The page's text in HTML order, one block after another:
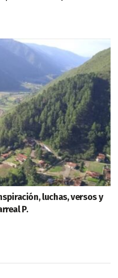
luchas, versos y
P.